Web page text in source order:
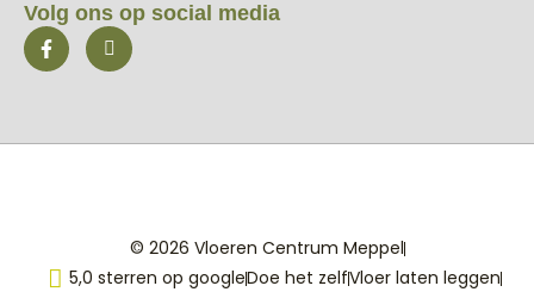
Volg ons op social media
© 2026 Vloeren Centrum Meppel
5,0 sterren op googleDoe het zelfVloer laten leggen